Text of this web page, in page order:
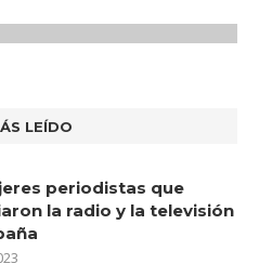
LEÍDO
periodistas que
la radio y la televisión